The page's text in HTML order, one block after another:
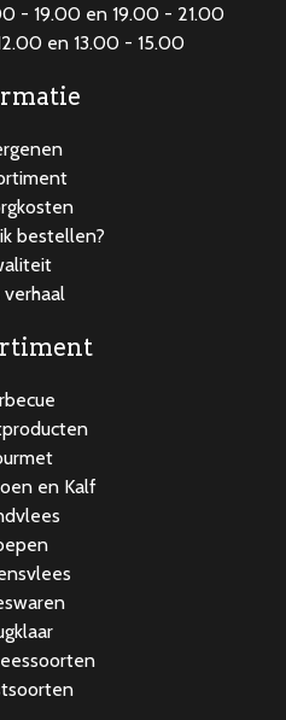
- 19.00 en 19.00 - 21.00
en 13.00 - 15.00
bestellen?
verhaal
en Kalf